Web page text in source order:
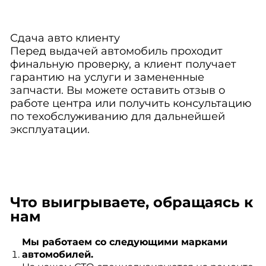
Сдача авто клиенту
Перед выдачей автомобиль проходит
финальную проверку, а клиент получает
гарантию на услуги и замененные
запчасти. Вы можете оставить отзыв о
работе центра или получить консультацию
по техобслуживанию для дальнейшей
эксплуатации.
Что выигрываете, обращаясь к
нам
Мы работаем со следующими марками
автомобилей.